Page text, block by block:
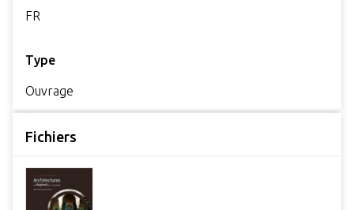
FR
Type
Ouvrage
Fichiers